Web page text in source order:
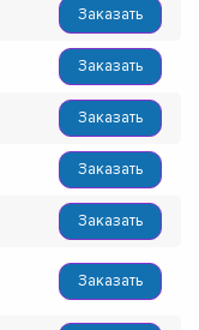
Заказать
Заказать
Заказать
Заказать
Заказать
Заказать